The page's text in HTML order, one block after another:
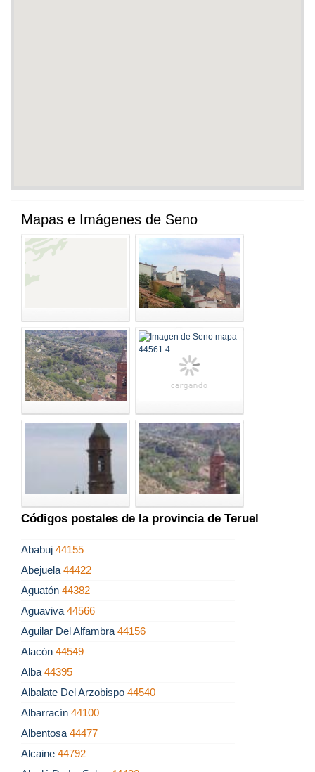
Mapas e Imágenes de Seno
Códigos postales de la provincia de Teruel
Ababuj 44155
Abejuela 44422
Aguatón 44382
Aguaviva 44566
Aguilar Del Alfambra 44156
Alacón 44549
Alba 44395
Albalate Del Arzobispo 44540
Albarracín 44100
Albentosa 44477
Alcaine 44792